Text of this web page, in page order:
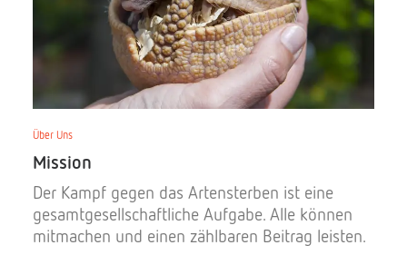
Über Uns
Mission
Der Kampf gegen das Artensterben ist eine
gesamtgesellschaftliche Aufgabe. Alle können
mitmachen und einen zählbaren Beitrag leisten.